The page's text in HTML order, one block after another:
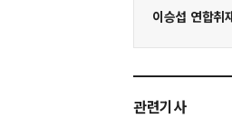
이승섭 연합취
관련기사